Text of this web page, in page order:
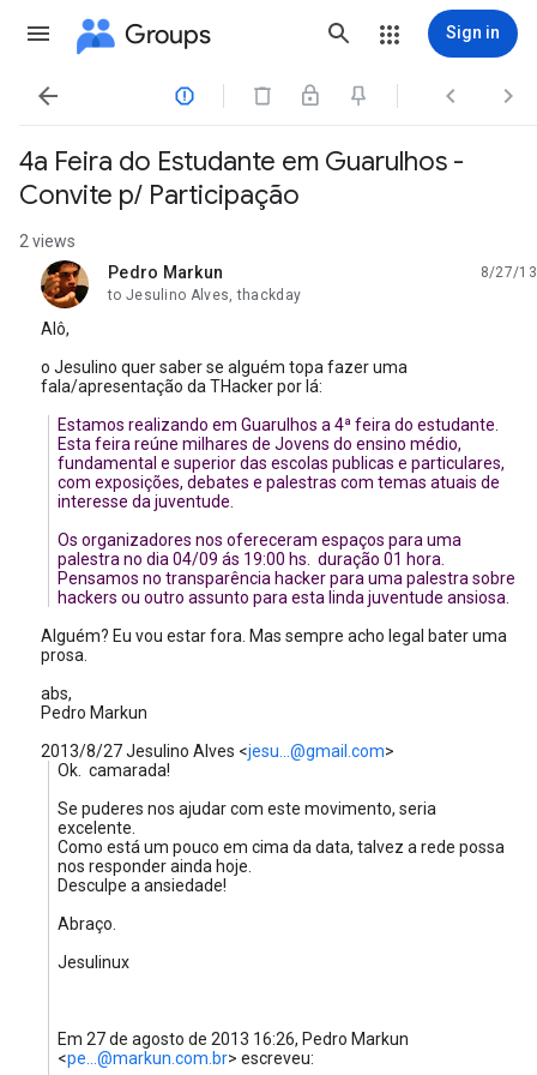
Groups Sign in
   
4a Feira do Estudante em Guarulhos -
Convite p/ Participação
2 views
Pedro Markun
unread,
8/27/13
to Jesulino Alves, thackday
Alô,
o Jesulino quer saber se alguém topa fazer uma
fala/apresentação da THacker por lá:
Estamos realizando em Guarulhos a 4ª feira do estudante.
Esta feira reúne milhares de Jovens do ensino médio,
fundamental e superior das escolas publicas e particulares,
com exposições, debates e palestras com temas atuais de
interesse da juventude.
Os organizadores nos ofereceram espaços para uma
palestra no dia 04/09 ás 19:00 hs. duração 01 hora.
Pensamos no transparência hacker para uma palestra sobre
hackers ou outro assunto para esta linda juventude ansiosa.
Alguém? Eu vou estar fora. Mas sempre acho legal bater uma
prosa.
abs,
Pedro Markun
2013/8/27 Jesulino Alves <jesu...@gmail.com>
Ok. camarada!
Se puderes nos ajudar com este movimento, seria
excelente.
Como está um pouco em cima da data, talvez a rede possa
nos responder ainda hoje.
Desculpe a ansiedade!
Abraço.
Jesulinux
Em 27 de agosto de 2013 16:26, Pedro Markun
<pe...@markun.com.br> escreveu: